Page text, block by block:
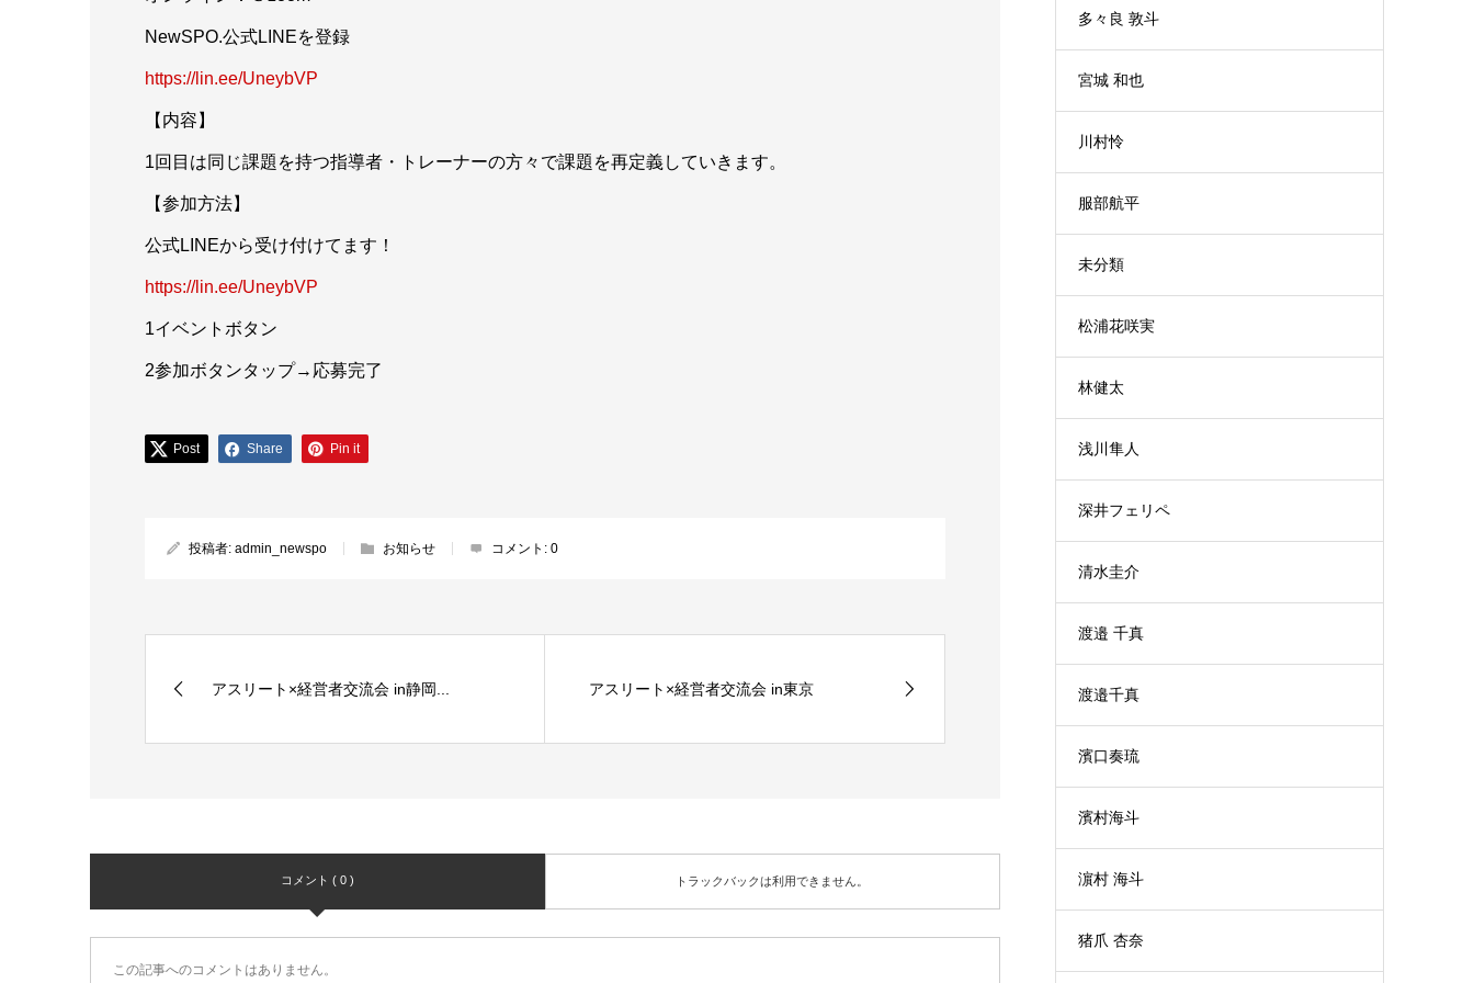
NewSPO.公式LINEを登録
https://lin.ee/UneybVP
【内容】
1回目は同じ課題を持つ指導者・トレーナーの方々で課題を再定義していきます。
【参加方法】
公式LINEから受け付けてます！
https://lin.ee/UneybVP
1イベントボタン
2参加ボタンタップ→応募完了
Post Share Pin it
投稿者: admin_newspo お知らせ コメント: 0
アスリート×経営者交流会 in静岡... アスリート×経営者交流会 in東京
コメント ( 0 ) トラックバックは利用できません。
この記事へのコメントはありません。
多々良 敦斗
宮城 和也
川村怜
服部航平
未分類
松浦花咲実
林健太
浅川隼人
深井フェリペ
清水圭介
渡邉 千真
渡邉千真
濱口奏琉
濱村海斗
濵村 海斗
猪爪 杏奈